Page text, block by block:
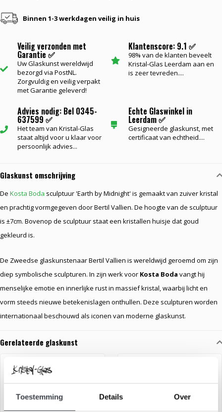
Toestemming Details Over
Binnen 1-3 werkdagen veilig in huis
Veilig verzonden met
Garantie ✅
Uw Glaskunst wereldwijd
bezorgd via PostNL.
Zorgvuldig en veilig verpakt
met Garantie geleverd!
Klantenscore: 9.1 ✅
98% van de klanten beveelt
Kristal-Glas Leerdam aan en
is zeer tevreden....
Advies nodig: Bel 0345-
637599 ✅
Het team van Kristal-Glas
staat altijd voor u klaar voor
persoonlijk advies...
Echte Glaswinkel in
Leerdam ✅
Gesigneerde glaskunst, met
certificaat van echtheid....
Glaskunst omschrijving
De Kosta Boda sculptuur 'Earth by Midnight' is gemaakt van zuiver kristal
en prachtig vormgegeven door Bertil Vallien. De hoogte van de sculptuur
is ±7cm. Bovenop de sculptuur staat een kristallen huisje dat goud
gekleurd is.
De Zweedse glaskunstenaar Bertil Vallien is wereldwijd geroemd om zijn
diep symbolische sculpturen. In zijn werk voor Kosta Boda vangt hij
menselijke emotie en innerlijke rust in massief kristal, waarbij licht en
vorm steeds nieuwe betekenislagen onthullen. Deze sculpturen worden
internationaal beschouwd als iconen van moderne glaskunst.
Gerelateerde glaskunst